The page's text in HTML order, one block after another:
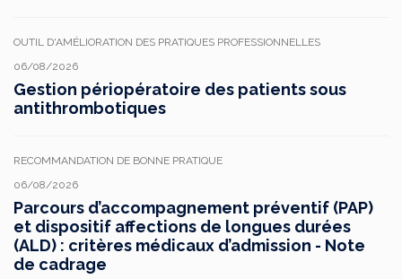
OUTIL D'AMÉLIORATION DES PRATIQUES PROFESSIONNELLES
06/08/2026
Gestion périopératoire des patients sous
antithrombotiques
RECOMMANDATION DE BONNE PRATIQUE
06/08/2026
Parcours d’accompagnement préventif (PAP)
et dispositif affections de longues durées
(ALD) : critères médicaux d’admission - Note
de cadrage